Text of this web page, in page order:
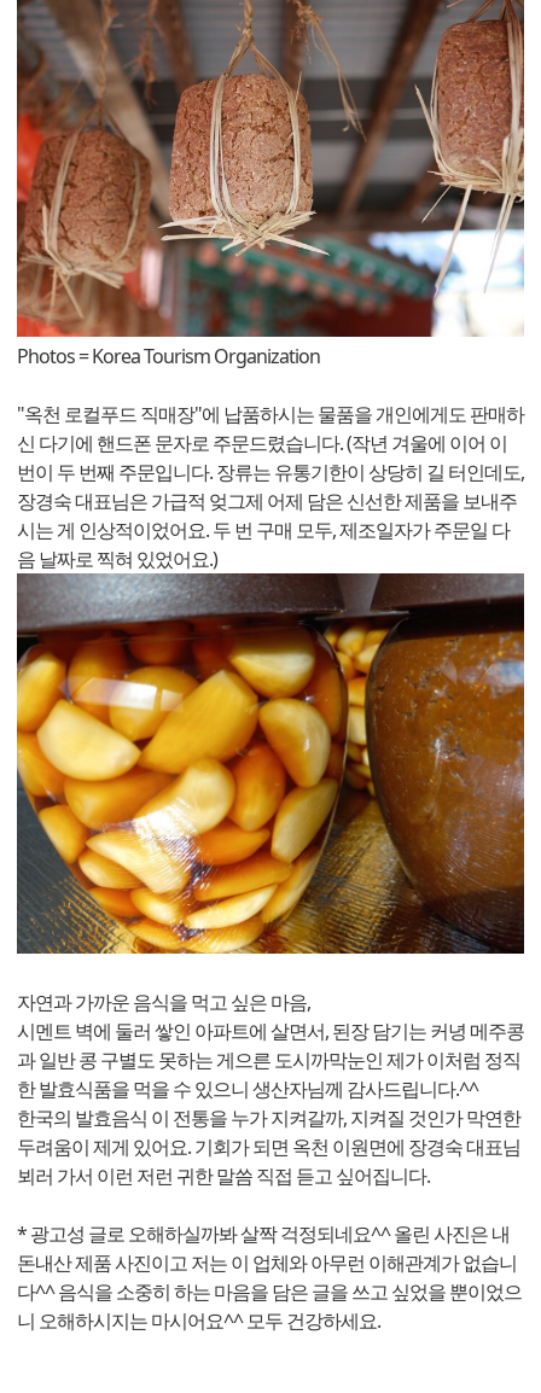
Photos = Korea Tourism Organization
"옥천 로컬푸드 직매장"에 납품하시는 물품을 개인에게도 판매하
신 다기에 핸드폰 문자로 주문드렸습니다. (작년 겨울에 이어 이
번이 두 번째 주문입니다. 장류는 유통기한이 상당히 길 터인데도,
장경숙 대표님은 가급적 엊그제 어제 담은 신선한 제품을 보내주
시는 게 인상적이었어요. 두 번 구매 모두, 제조일자가 주문일 다
음 날짜로 찍혀 있었어요.)
자연과 가까운 음식을 먹고 싶은 마음,
시멘트 벽에 둘러 쌓인 아파트에 살면서, 된장 담기는 커녕 메주콩
과 일반 콩 구별도 못하는 게으른 도시까막눈인 제가 이처럼 정직
한 발효식품을 먹을 수 있으니 생산자님께 감사드립니다.^^
한국의 발효음식 이 전통을 누가 지켜갈까, 지켜질 것인가 막연한
두려움이 제게 있어요. 기회가 되면 옥천 이원면에 장경숙 대표님
뵈러 가서 이런 저런 귀한 말씀 직접 듣고 싶어집니다.
* 광고성 글로 오해하실까봐 살짝 걱정되네요^^ 올린 사진은 내
돈내산 제품 사진이고 저는 이 업체와 아무런 이해관계가 없습니
다^^ 음식을 소중히 하는 마음을 담은 글을 쓰고 싶었을 뿐이었으
니 오해하시지는 마시어요^^ 모두 건강하세요.